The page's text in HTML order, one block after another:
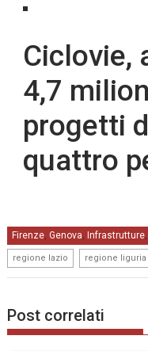
Ciclovie,
4,7
progetti
quattro
Firenze,Genova, Infrastrutture,
regione lazio regione liguria
Post correlati